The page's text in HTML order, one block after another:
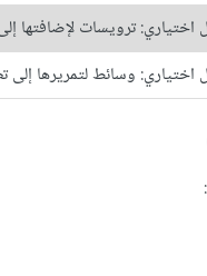
اختياري: ترويسات لإضافتها إلى
اختياري: وسائط لتمريرها إلى